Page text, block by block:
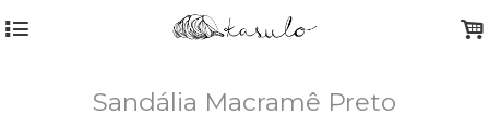
4 .
Sandália Macramê Preto